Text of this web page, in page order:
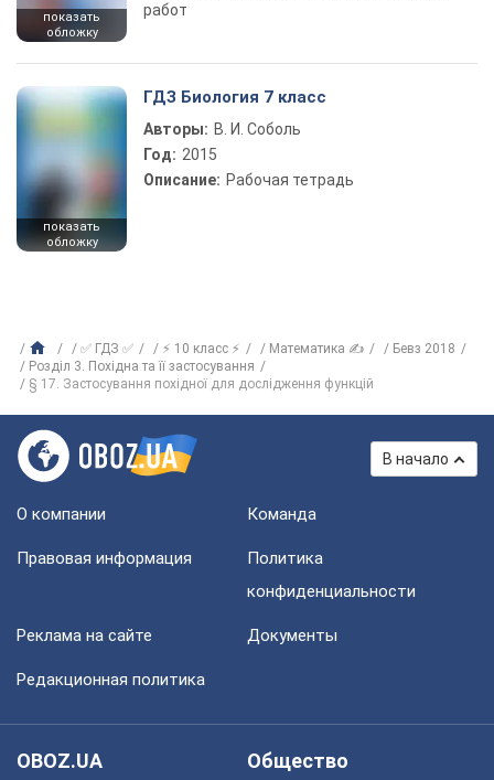
показать
обложку
работ
показать
обложку
ГДЗ Биология 7 класс
Авторы: В. И. Соболь
Год: 2015
Описание: Рабочая тетрадь
✅ ГДЗ ✅ ⚡ 10 класс ⚡ Математика ✍
Бевз 2018
Розділ 3. Похідна та її застосування
§ 17. Застосування похідної для дослідження функцій
В начало
О компании Команда
Правовая информация
Политика
конфиденциальности
Реклама на сайте Документы
Редакционная политика
OBOZ.UA
Общество